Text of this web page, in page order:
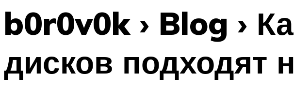
b0r0v0k › Blog ›
дисков подходят